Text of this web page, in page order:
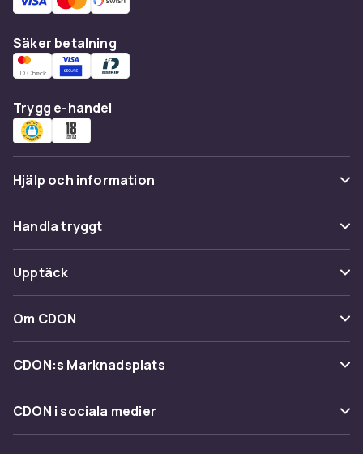
Säker betalning
Trygg e-handel
Hjälp och information
Vanliga frågor
Spåra paket
Ångra & Returnera här
Kundservice
Handla tryggt
Betalning
Leverans
Återkallelser
Upptäck
Kategorier
Varumärken
Shopit.se
Om CDON
Om oss
Kundrecensioner
CDON:s Marknadsplats
Sälj på CDON
Bli affiliate
CDON i sociala medier